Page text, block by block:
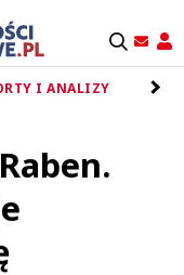
I ANALIZY